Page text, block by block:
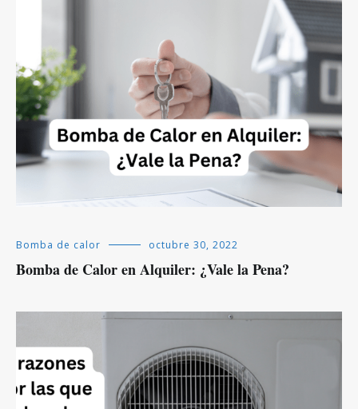
Bomba de calor octubre 30, 2022
Bomba de Calor en Alquiler: ¿Vale la Pena?